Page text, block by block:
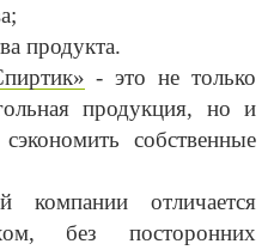
продукта.
- это не только
продукция, но и
собственные
отличается
без посторонних